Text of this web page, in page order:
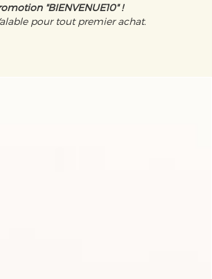
"BIENVENUE10" !
pour tout premier achat.